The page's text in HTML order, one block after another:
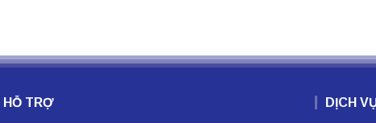
HỖ TRỢ DỊCH